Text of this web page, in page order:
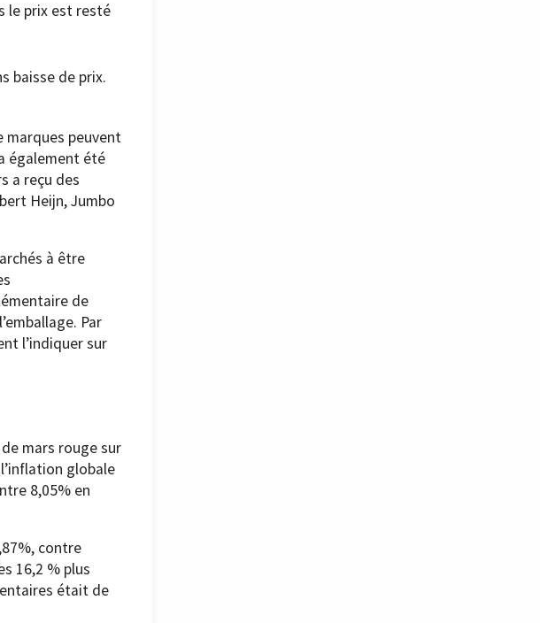
le prix est resté
baisse de prix.
marques peuvent
également été
a reçu des
Heijn, Jumbo
à être
de
Par
l’indiquer sur
mars rouge sur
globale
8,05% en
contre
16,2 % plus
était de